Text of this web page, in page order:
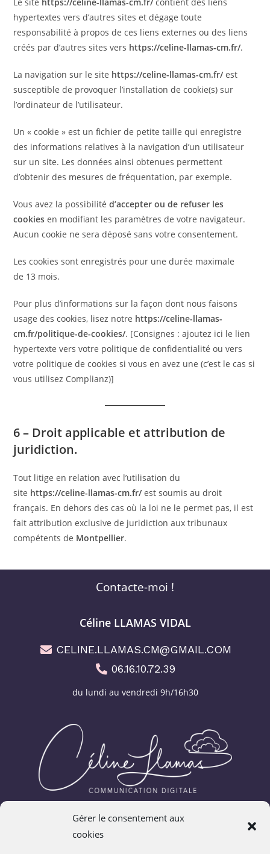
Gérer le consentement aux
cookies
hypertextes vers d’autres sites et dégage toute
responsabilité à propos de ces liens externes ou des liens
créés par d’autres sites vers https://celine-llamas-cm.fr/.
La navigation sur le site https://celine-llamas-cm.fr/est
susceptible de provoquer l’installation de cookie(s) sur
l’ordinateur de l’utilisateur.
Un « cookie » est un fichier de petite taille qui enregistre
des informations relatives à la navigation d’un utilisateur
sur un site. Les données ainsi obtenues permettent
d’obtenir des mesures de fréquentation, par exemple.
Vous avez la possibilitéd’accepter ou de refuser les
cookies en modifiant les paramètres de votre navigateur.
Aucun cookie ne sera déposé sans votre consentement.
Les cookies sont enregistrés pour une durée maximale
de 13 mois.
Pour plus d’informations sur la façon dont nous faisons
usage des cookies, lisez notre https://celine-llamas-
cm.fr/politique-de-cookies/. [Consignes : ajoutez ici le lien
hypertexte vers votre politique de confidentialité ou vers
votre politique de cookies si vous en avez une (c’est le cas si
vous utilisez Complianz)]
6 – Droit applicable et attribution de
juridiction.
Tout litige en relation avec l’utilisation du
site https://celine-llamas-cm.fr/est soumis au droit
français. En dehors des cas où la loi ne le permet pas, il est
fait attribution exclusive de juridiction aux tribunaux
compétents de Montpellier.
Contacte-moi !
Céline LLAMAS VIDAL
CELINE.LLAMAS.CM@GMAIL.COM
06.16.10.72.39
du lundi au vendredi 9h/16h30
Connecte-toi !